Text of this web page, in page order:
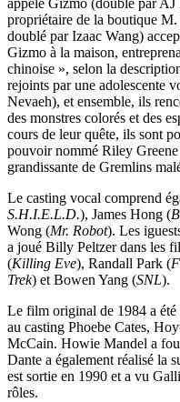
appelé Gizmo (doublé par
propriétaire de la boutique
doublé par Izaac Wang)
Gizmo à la maison,
chinoise », selon la
rejoints par une adolescente
Nevaeh), et ensemble, ils
des monstres colorés et des
cours de leur quête, ils sont
pouvoir nommé Riley
grandissante de Gremlins
Le casting vocal comprend
S.H.I.E.L.D.), James Hong (
Wong (Mr. Robot). Les
a joué Billy Peltzer dans les
(Killing Eve), Randall Park (
Trek) et Bowen Yang (SNL).
Le film original de 1984 a été
au casting Phoebe Cates,
McCain. Howie Mandel a
Dante a également réalisé la
est sortie en 1990 et a vu
rôles.